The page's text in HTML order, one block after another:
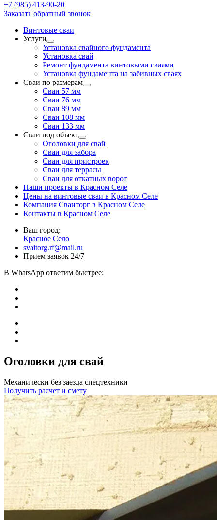
+7 (985) 413-90-20
Заказать обратный звонок
Винтовые сваи
Услуги
Установка свайного фундамента
Установка свай
Ремонт фундамента винтовыми сваями
Установка фундамента на забивных сваях
Сваи по размерам
Сваи 57 мм
Сваи 76 мм
Сваи 89 мм
Сваи 108 мм
Сваи 133 мм
Сваи под объект
Оголовки для свай
Сваи для забора
Сваи для пристроек
Сваи для террасы
Сваи для откатных ворот
Наши проекты в Красном Селе
Цены на винтовые сваи в Красном Селе
Компания Сваиторг в Красном Селе
Контакты в Красном Селе
Ваш город:
Красное Село
svaitorg.rf@mail.ru
Прием заявок 24/7
В WhatsApp ответим быстрее:
Оголовки для свай
Механически без заезда спецтехники
Получить расчет и смету